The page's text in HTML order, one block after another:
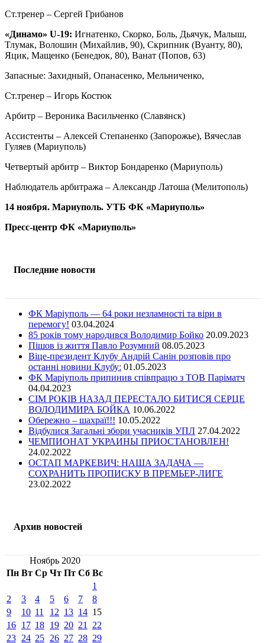
Ст.тренер – Сергей Грибанов
«Динамо» U-19: Игнатенко, Скорко, Боль, Дьячук, Малыш,
Тлумак, Волошин (Михайлив, 90), Скрипник (Вуанту, 80),
Яцик, Мащенко (Бенедюк, 80), Ванат (Попов, 63)
Запасные: Захидный, Опанасенко, Мельниченко,
Ст.тренер – Игорь Костюк
Арбитр – Вероника Васильченко (Славянск)
Ассистенты – Алексей Степаненко (Запорожье), Вячеслав
Гуляев (Мариуполь)
Четвертый арбитр – Виктор Бондаренко (Мариуполь)
Наблюдатель арбитража – Александр Латоша (Мелитополь)
14 ноября. Мариуполь. УТБ ФК «Мариуполь»
Пресс-центр ФК «Мариуполь»
Последние новости
ФК Маріуполь — 64 роки незламності та віри в
перемогу! 03.04.2024
85 років тому народився Володимир Бойко 20.09.2023
Пішов із життя Павло Розумний 08.05.2023
Віце-президент Клубу Андрій Санін розповів про
останні новини Клубу: 01.05.2023
ФК Маріуполь припинив співпрацю з ТОВ Паріматч
04.04.2023
СІМ РОКІВ НАЗАД ПЕРЕСТАЛО БИТИСЯ СЕРЦЕ
ВОЛОДИМИРА БОЙКА 10.06.2022
Обережно – шахраї!!! 10.05.2022
Відбулися Загальні збори учасників УПЛ 27.04.2022
ЧЕМПИОНАТ УКРАИНЫ ПРИОСТАНОВЛЕН!
24.02.2022
ОСТАП МАРКЕВИЧ: НАША ЗАДАЧА —
СОХРАНИТЬ ПРОПИСКУ В ПРЕМЬЕР-ЛИГЕ
23.02.2022
Архив новостей
Ноябрь 2020
Пн Вт Ср Чт Пт Сб Вс
1
2
3 4 5 6 7
8
9
10 11 12 13 14 15
16 17 18 19 20 21
22
23 24 25 26 27 28 29